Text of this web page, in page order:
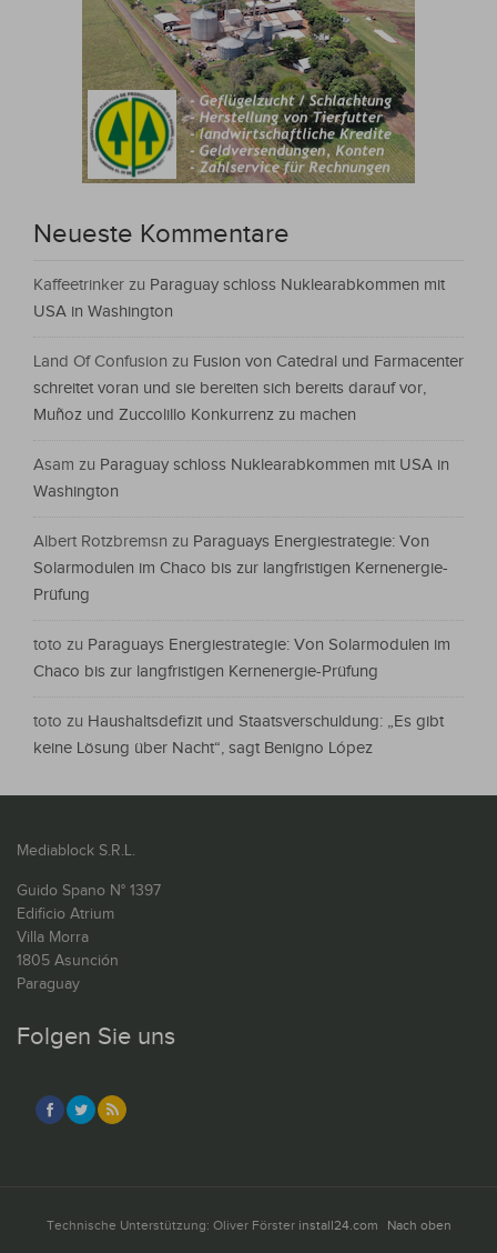
Neueste Kommentare
Kaffeetrinker zu Paraguay schloss Nuklearabkommen mit
USA in Washington
Land Of Confusion zu Fusion von Catedral und Farmacenter
schreitet voran und sie bereiten sich bereits darauf vor,
Muñoz und Zuccolillo Konkurrenz zu machen
Asam zu Paraguay schloss Nuklearabkommen mit USA in
Washington
Albert Rotzbremsn zu Paraguays Energiestrategie: Von
Solarmodulen im Chaco bis zur langfristigen Kernenergie-
Prüfung
toto zu Paraguays Energiestrategie: Von Solarmodulen im
Chaco bis zur langfristigen Kernenergie-Prüfung
toto zu Haushaltsdefizit und Staatsverschuldung: „Es gibt
keine Lösung über Nacht“, sagt Benigno López
Mediablock S.R.L.
Guido Spano N° 1397
Edificio Atrium
Villa Morra
1805 Asunción
Paraguay
Folgen Sie uns
Technische Unterstützung: Oliver Förster install24.com Nach oben